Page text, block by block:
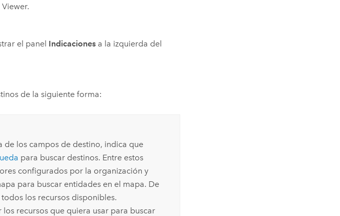
Viewer.
el panel Indicaciones a la izquierda del
de la siguiente forma:
de los campos de destino, indica que
para buscar destinos. Entre estos
configurados por la organización y
para buscar entidades en el mapa. De
los recursos disponibles.
recursos que quiera usar para buscar